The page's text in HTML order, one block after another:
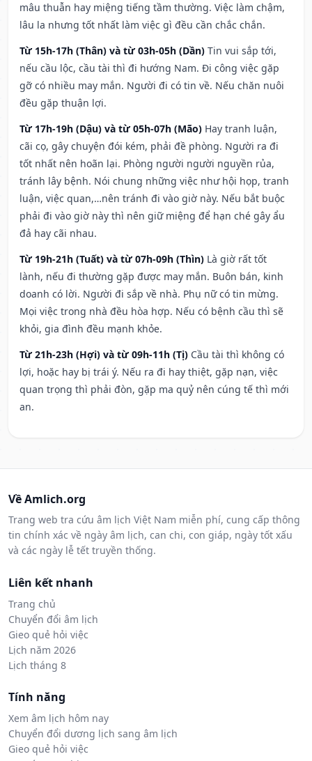
mâu thuẫn hay miệng tiếng tầm thường. Việc làm chậm,
lâu la nhưng tốt nhất làm việc gì đều cần chắc chắn.
Từ 15h-17h (Thân) và từ 03h-05h (Dần) Tin vui sắp tới,
nếu cầu lộc, cầu tài thì đi hướng Nam. Đi công việc gặp
gỡ có nhiều may mắn. Người đi có tin về. Nếu chăn nuôi
đều gặp thuận lợi.
Từ 17h-19h (Dậu) và từ 05h-07h (Mão) Hay tranh luận,
cãi cọ, gây chuyện đói kém, phải đề phòng. Người ra đi
tốt nhất nên hoãn lại. Phòng người người nguyền rủa,
tránh lây bệnh. Nói chung những việc như hội họp, tranh
luận, việc quan,…nên tránh đi vào giờ này. Nếu bắt buộc
phải đi vào giờ này thì nên giữ miệng để hạn ché gây ẩu
đả hay cãi nhau.
Từ 19h-21h (Tuất) và từ 07h-09h (Thìn) Là giờ rất tốt
lành, nếu đi thường gặp được may mắn. Buôn bán, kinh
doanh có lời. Người đi sắp về nhà. Phụ nữ có tin mừng.
Mọi việc trong nhà đều hòa hợp. Nếu có bệnh cầu thì sẽ
khỏi, gia đình đều mạnh khỏe.
Từ 21h-23h (Hợi) và từ 09h-11h (Tị) Cầu tài thì không có
lợi, hoặc hay bị trái ý. Nếu ra đi hay thiệt, gặp nạn, việc
quan trọng thì phải đòn, gặp ma quỷ nên cúng tế thì mới
an.
Về Amlich.org
Trang web tra cứu âm lịch Việt Nam miễn phí, cung cấp thông
tin chính xác về ngày âm lịch, can chi, con giáp, ngày tốt xấu
và các ngày lễ tết truyền thống.
Liên kết nhanh
Trang chủ
Chuyển đổi âm lịch
Gieo quẻ hỏi việc
Lịch năm 2026
Lịch tháng 8
Tính năng
Xem âm lịch hôm nay
Chuyển đổi dương lịch sang âm lịch
Gieo quẻ hỏi việc